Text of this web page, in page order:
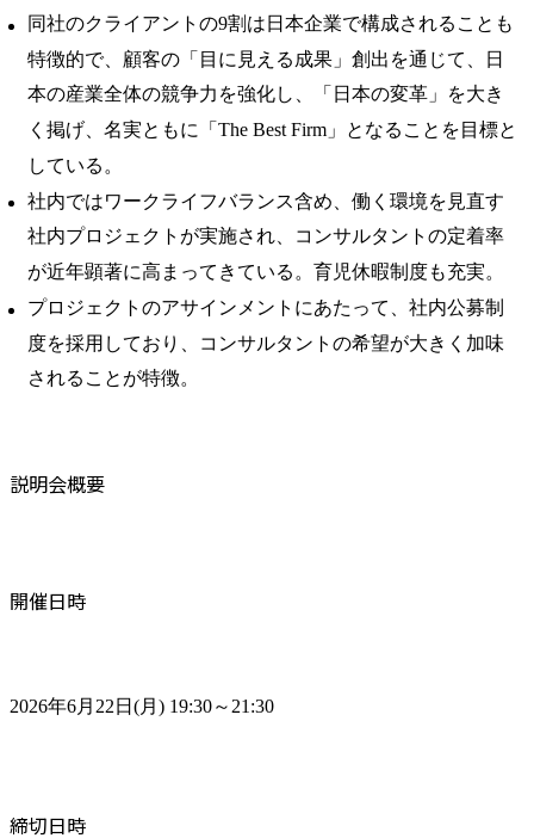
同社のクライアントの9割は日本企業で構成されることも
特徴的で、顧客の「目に見える成果」創出を通じて、日
本の産業全体の競争力を強化し、「日本の変革」を大き
く掲げ、名実ともに「The Best Firm」となることを目標と
している。
社内ではワークライフバランス含め、働く環境を見直す
社内プロジェクトが実施され、コンサルタントの定着率
が近年顕著に高まってきている。育児休暇制度も充実。
プロジェクトのアサインメントにあたって、社内公募制
度を採用しており、コンサルタントの希望が大きく加味
されることが特徴。
説明会概要
開催日時
2026年6月22日(月) 19:30～21:30
締切日時